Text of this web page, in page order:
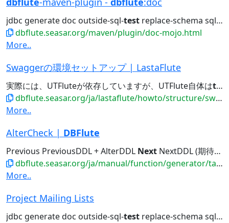
jdbc generate doc outside-sql-test replace-schema sql2entity manage...
dbflute.seasar.org/maven/plugin/doc-mojo.html
More..
Swaggerの環境セットアップ | LastaFlute
実際には、UTFluteが依存していますが、UTFlute自体はtest
dbflute.seasar.org/ja/lastaflute/howto/structure/swaggerenv.html
More..
AlterCheck | DBFlute
Previous PreviousDDL + AlterDDL Next NextDDL (期待値) 差分ルールは HistoryHTML...実行時にエラーとなる場合、 migration 配下に
dbflute.seasar.org/ja/manual/function/generator/task/replaceschema/altercheck.html
More..
Project Mailing Lists
jdbc generate doc outside-sql-test replace-schema sql2entity manage...